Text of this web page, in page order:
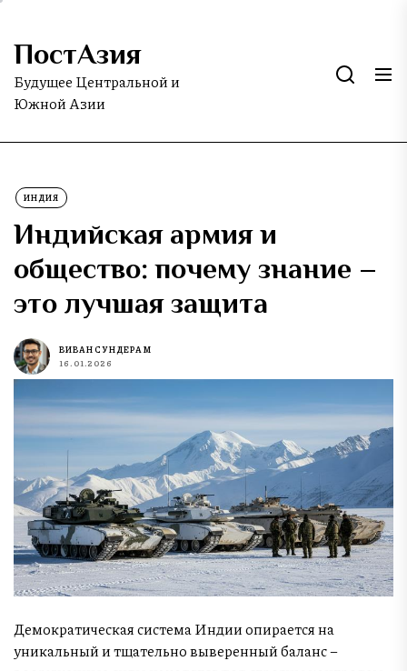
Skip
the
content
ПостАзия
Будущее Центральной и
Южной Азии
ИНДИЯ
Индийская армия и
общество: почему знание –
это лучшая защита
ВИВАН СУНДЕРАМ
16.01.2026
Демократическая система Индии опирается на
уникальный и тщательно выверенный баланс –